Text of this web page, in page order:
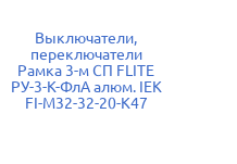
Выключатели,
переключатели
Рамка 3-м СП FLITE
РУ-3-К-ФлА алюм. IEK
FI-M32-32-20-K47